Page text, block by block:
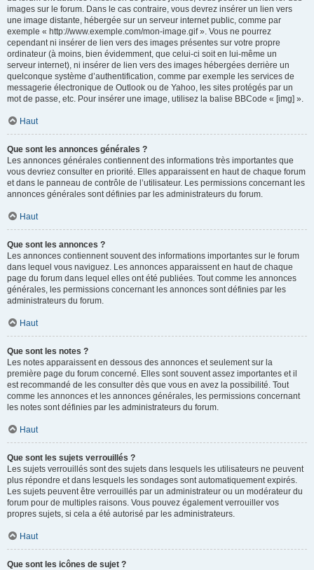
images sur le forum. Dans le cas contraire, vous devrez insérer un lien vers
une image distante, hébergée sur un serveur internet public, comme par
exemple « http://www.exemple.com/mon-image.gif ». Vous ne pourrez
cependant ni insérer de lien vers des images présentes sur votre propre
ordinateur (à moins, bien évidemment, que celui-ci soit en lui-même un
serveur internet), ni insérer de lien vers des images hébergées derrière un
quelconque système d’authentification, comme par exemple les services de
messagerie électronique de Outlook ou de Yahoo, les sites protégés par un
mot de passe, etc. Pour insérer une image, utilisez la balise BBCode « [img] ».
Haut
Que sont les annonces générales ?
Les annonces générales contiennent des informations très importantes que
vous devriez consulter en priorité. Elles apparaissent en haut de chaque forum
et dans le panneau de contrôle de l’utilisateur. Les permissions concernant les
annonces générales sont définies par les administrateurs du forum.
Haut
Que sont les annonces ?
Les annonces contiennent souvent des informations importantes sur le forum
dans lequel vous naviguez. Les annonces apparaissent en haut de chaque
page du forum dans lequel elles ont été publiées. Tout comme les annonces
générales, les permissions concernant les annonces sont définies par les
administrateurs du forum.
Haut
Que sont les notes ?
Les notes apparaissent en dessous des annonces et seulement sur la
première page du forum concerné. Elles sont souvent assez importantes et il
est recommandé de les consulter dès que vous en avez la possibilité. Tout
comme les annonces et les annonces générales, les permissions concernant
les notes sont définies par les administrateurs du forum.
Haut
Que sont les sujets verrouillés ?
Les sujets verrouillés sont des sujets dans lesquels les utilisateurs ne peuvent
plus répondre et dans lesquels les sondages sont automatiquement expirés.
Les sujets peuvent être verrouillés par un administrateur ou un modérateur du
forum pour de multiples raisons. Vous pouvez également verrouiller vos
propres sujets, si cela a été autorisé par les administrateurs.
Haut
Que sont les icônes de sujet ?